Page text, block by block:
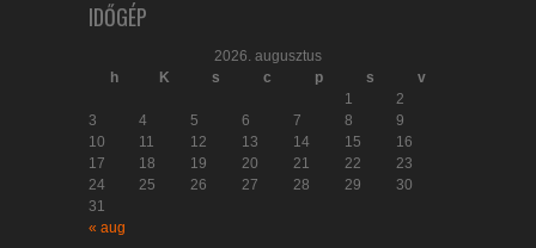
IDŐGÉP
2026. augusztus
h
K s c p s
v
1
2
3
4 5 6 7 8
9
10
11 12 13 14 15
16
17
18 19 20 21 22
23
24
25 26 27 28 29
30
31
« aug